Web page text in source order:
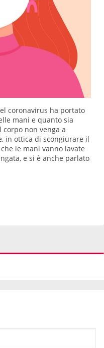
coronavirus ha portato
mani e quanto sia
non venga a
in ottica di scongiurare il
le mani vanno lavate
e si è anche parlato